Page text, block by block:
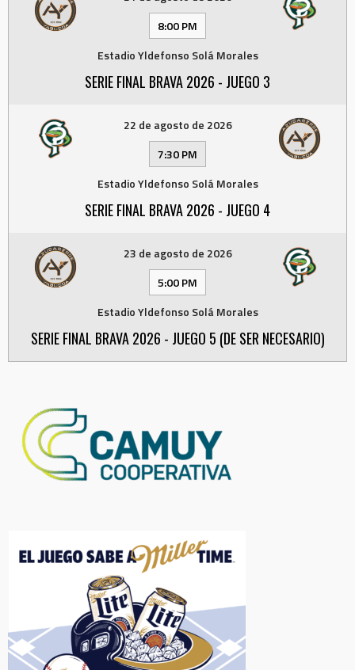
8:00 PM
Estadio Yldefonso Solá Morales
SERIE FINAL BRAVA 2026 - JUEGO 3
22 de agosto de 2026
7:30 PM
Estadio Yldefonso Solá Morales
SERIE FINAL BRAVA 2026 - JUEGO 4
23 de agosto de 2026
5:00 PM
Estadio Yldefonso Solá Morales
SERIE FINAL BRAVA 2026 - JUEGO 5 (DE SER NECESARIO)